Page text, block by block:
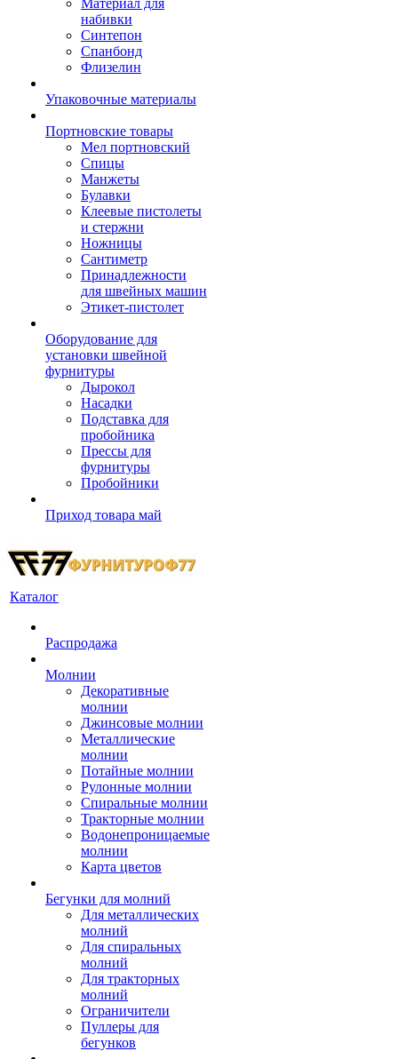
Материал для
набивки
Синтепон
Спанбонд
Флизелин
Упаковочные материалы
Портновские товары
Мел портновский
Спицы
Манжеты
Булавки
Клеевые пистолеты
и стержни
Ножницы
Сантиметр
Принадлежности
для швейных машин
Этикет-пистолет
Оборудование для
установки швейной
фурнитуры
Дырокол
Насадки
Подставка для
пробойника
Прессы для
фурнитуры
Пробойники
Приход товара май
Каталог
Распродажа
Молнии
Декоративные
молнии
Джинсовые молнии
Металлические
молнии
Потайные молнии
Рулонные молнии
Спиральные молнии
Тракторные молнии
Водонепроницаемые
молнии
Карта цветов
Бегунки для молний
Для металлических
молний
Для спиральных
молний
Для тракторных
молний
Ограничители
Пуллеры для
бегунков